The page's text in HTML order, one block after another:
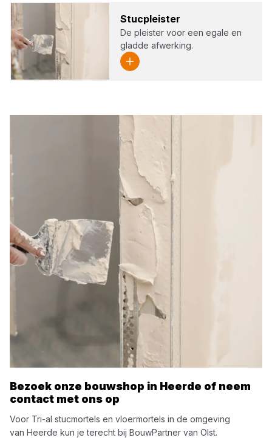
Stuc­pleis­ter
De pleister voor een egale en
gladde afwerking.
Bezoek onze bouwshop in Heerde of neem
contact met ons op
Voor Tri-al stucmortels en vloermortels in de omgeving
van Heerde kun je terecht bij BouwPartner van Olst.